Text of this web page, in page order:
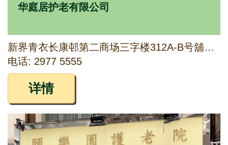
华庭居护老有限公司
新界青衣长康邨第二商场三字楼312A-B号舖及四字楼401号舖
电话: 2977 5555
详情